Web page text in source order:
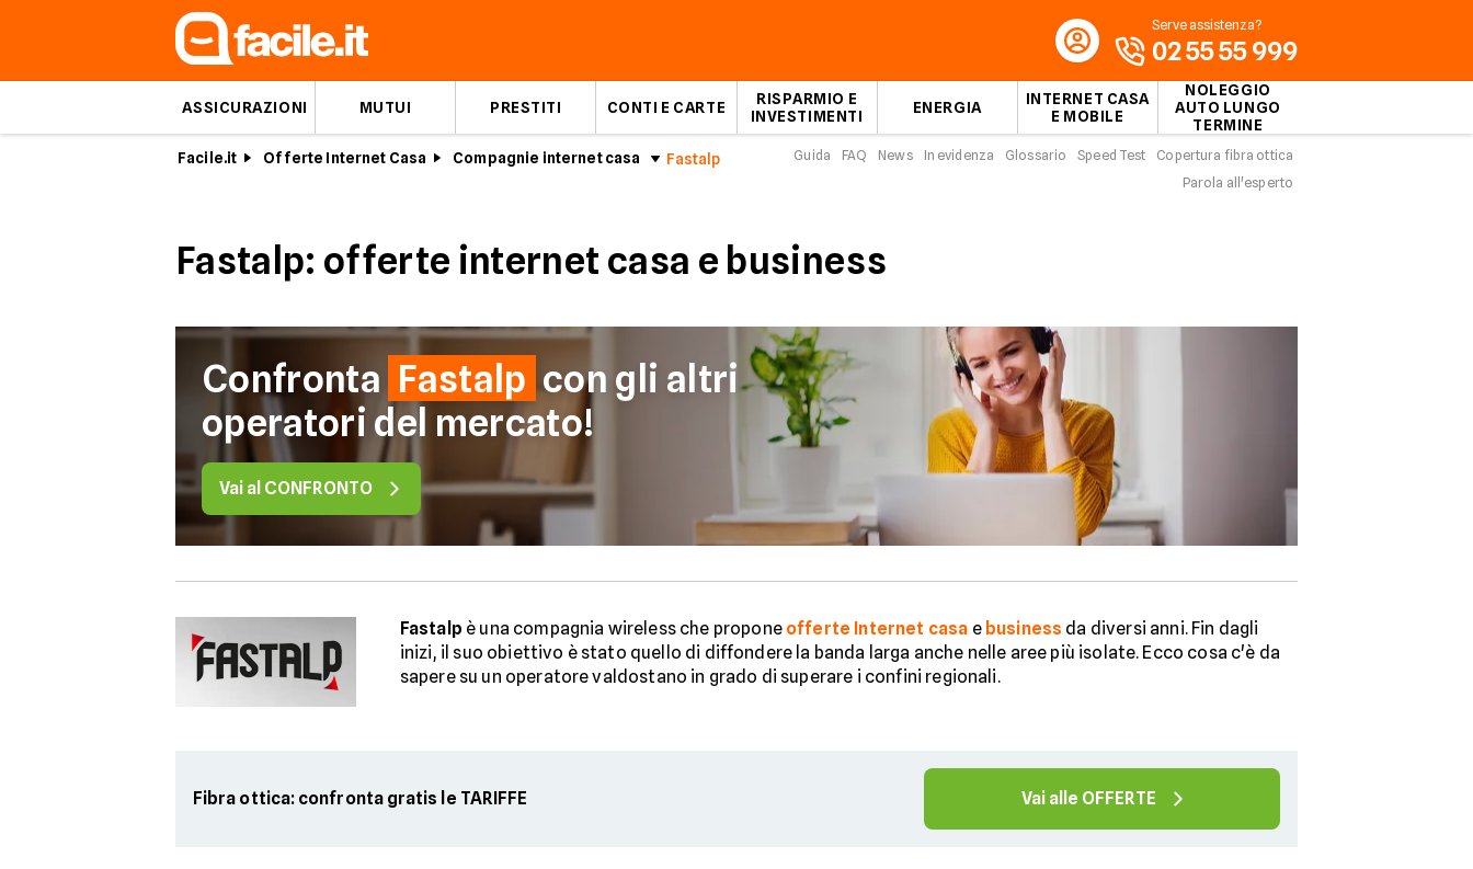
ASSICURAZIONI MUTUI PRESTITI CONTI E CARTE
RISPARMIO E
INVESTIMENTI
ENERGIA
INTERNET CASA
E MOBILE
NOLEGGIO
AUTO LUNGO
TERMINE
Serve assistenza?
02 55 55 999
Facile.it Offerte Internet Casa Compagnie internet casa Fastalp Guida FAQ News In evidenza Glossario Speed Test
Copertura fibra ottica
Parola all'esperto
Fastalp: offerte internet casa e business
Confronta Fastalp con gli altri
operatori del mercato!
Vai al CONFRONTO
Fastalp è una compagnia wireless che propone offerte Internet casa e business da diversi anni. Fin dagli
inizi, il suo obiettivo è stato quello di diffondere la banda larga anche nelle aree più isolate. Ecco cosa c'è da
sapere su un operatore valdostano in grado di superare i confini regionali.
Fibra ottica: confronta gratis le TARIFFE Vai alle OFFERTE